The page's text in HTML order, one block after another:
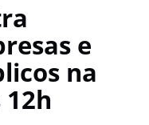
e
na